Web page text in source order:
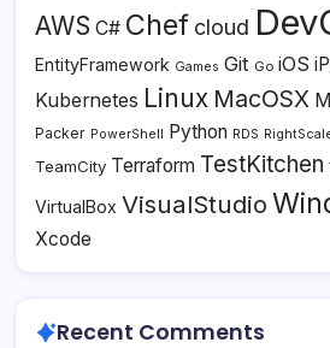
AWS C# Chef cloud
EntityFramework Games Git Go iOS
Kubernetes Linux MacOSX
Packer PowerShell Python RDS
TeamCity Terraform TestKitchen
VirtualBox VisualStudio
Xcode
Recent Comments